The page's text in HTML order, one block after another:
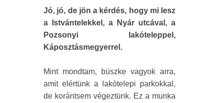
Jó, jó, de jön a kérdés, hogy mi lesz
a Istvántelekkel, a Nyár utcával, a
Pozsonyi lakóteleppel,
Káposztásmegyerrel.
Mint mondtam, büszke vagyok arra,
amit elértünk a lakótelepi parkokkal,
de korántsem végeztünk. Ez a munka